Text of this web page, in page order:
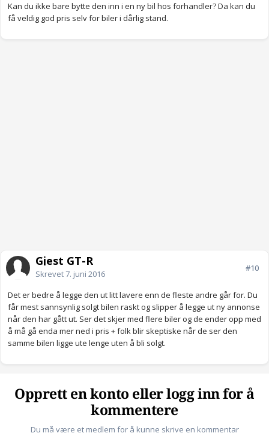
Kan du ikke bare bytte den inn i en ny bil hos forhandler? Da kan du
få veldig god pris selv for biler i dårlig stand.
Gjest GT-R
Skrevet7. juni 2016
#10
Det er bedre å legge den ut litt lavere enn de fleste andre går for. Du
får mest sannsynlig solgt bilen raskt og slipper å legge ut ny annonse
når den har gått ut. Ser det skjer med flere biler og de ender opp med
å må gå enda mer ned i pris + folk blir skeptiske når de ser den
samme bilen ligge ute lenge uten å bli solgt.
Opprett en konto eller logg inn for å
kommentere
Du må være et medlem for å kunne skrive en kommentar